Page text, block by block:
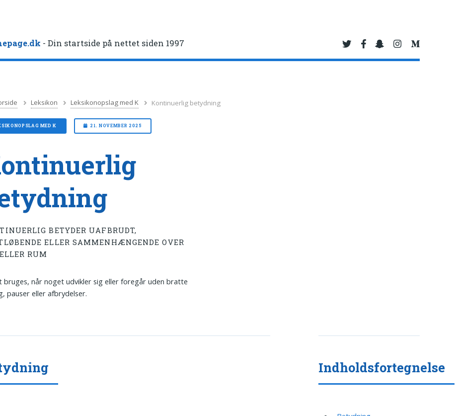
- Din startside på nettet siden 1997
Leksikon Leksikonopslag med K Kontinuerlig betydning
MED K 21. NOVEMBER 2025
BETYDER UAFBRUDT,
ELLER SAMMENHÆNGENDE OVER
RUM
bruges, når noget udvikler sig eller foregår uden bratte
pauser eller afbrydelser.
Indholdsfortegnelse